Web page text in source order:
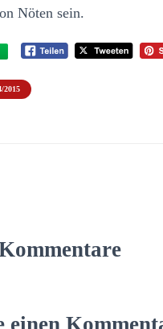
Nöten sein.
2015
einen